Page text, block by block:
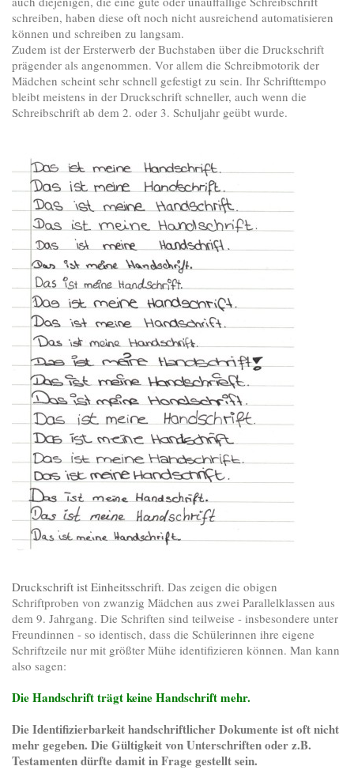
schreiben, haben diese oft noch nicht ausreichend automatisieren
können und schreiben zu langsam.
Zudem ist der Ersterwerb der Buchstaben über die Druckschrift
prägender als angenommen. Vor allem die Schreibmotorik der
Mädchen scheint sehr schnell gefestigt zu sein. Ihr Schrifttempo
bleibt meistens in der Druckschrift schneller, auch wenn die
Schreibschrift ab dem 2. oder 3. Schuljahr geübt wurde.
Druckschrift ist Einheitsschrift. Das zeigen die obigen
Schriftproben von zwanzig Mädchen aus zwei Parallelklassen aus
dem 9. Jahrgang. Die Schriften sind teilweise - insbesondere unter
Freundinnen - so identisch, dass die Schülerinnen ihre eigene
Schriftzeile nur mit größter Mühe identifizieren können. Man kann
also sagen:
Die Handschrift trägt keine Handschrift mehr.
Die Identifizierbarkeit handschriftlicher Dokumente ist oft nicht
mehr gegeben. Die Gültigkeit von Unterschriften oder z.B.
Testamenten dürfte damit in Frage gestellt sein.